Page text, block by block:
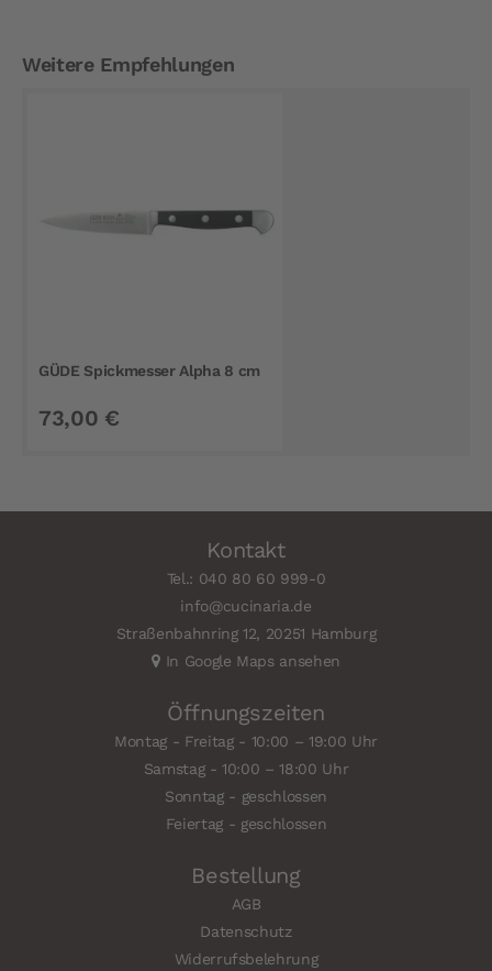
Weitere Empfehlungen
GÜDE Spickmesser Alpha 8 cm
73,00 €
Kontakt
Tel.: 040 80 60 999-0
info@cucinaria.de
Straßenbahnring 12, 20251 Hamburg
In Google Maps ansehen
Öffnungszeiten
Montag - Freitag - 10:00 – 19:00 Uhr
Samstag - 10:00 – 18:00 Uhr
Sonntag - geschlossen
Feiertag - geschlossen
Bestellung
AGB
Datenschutz
Widerrufsbelehrung